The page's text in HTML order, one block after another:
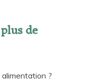
de
alimentation ?